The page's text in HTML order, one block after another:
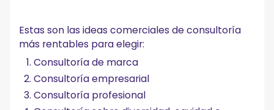
Estas son las ideas comerciales de consultoría
más rentables para elegir:
Consultoría de marca
Consultoría empresarial
Consultoría profesional